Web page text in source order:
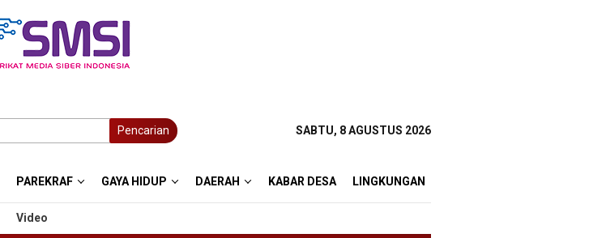
Pencarian SABTU, 8 AGUSTUS 2026
PAREKRAF GAYA HIDUP DAERAH KABAR DESA LINGKUNGAN
Video